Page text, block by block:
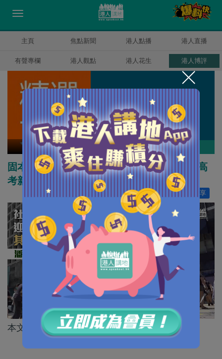
主頁 焦點新聞 港人點播 港人直播
有聲專欄 港人觀點 港人花生 港人博評
精選文章 作者其他博評
固本求妙萬事興，捨源流俗滿盤輸（2022年高
考新高考全國卷｜中文第四部份寫作）
分享
讚好 5
本文作者為城市智庫成員潘俊恩